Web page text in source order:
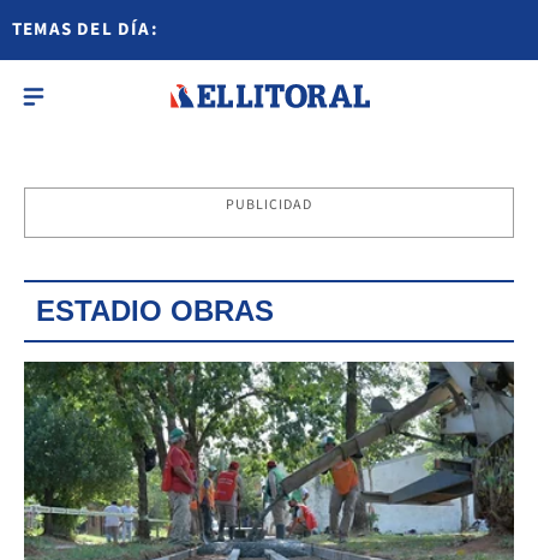
TEMAS DEL DÍA:
PUBLICIDAD
ESTADIO OBRAS